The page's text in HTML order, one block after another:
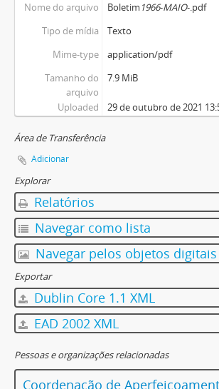
Nome do arquivo Boletim 1966-MAIO-.pdf
Tipo de mídia
Texto
Mime-type
application/pdf
Tamanho do
arquivo
7.9 MiB
Uploaded 29 de outubro de 2021
Área de Transferência
Adicionar
Explorar
Relatórios
Navegar como lista
Navegar pelos objetos digitais
Exportar
Dublin Core 1.1 XML
EAD 2002 XML
Pessoas e organizações relacionadas
Coordenação de